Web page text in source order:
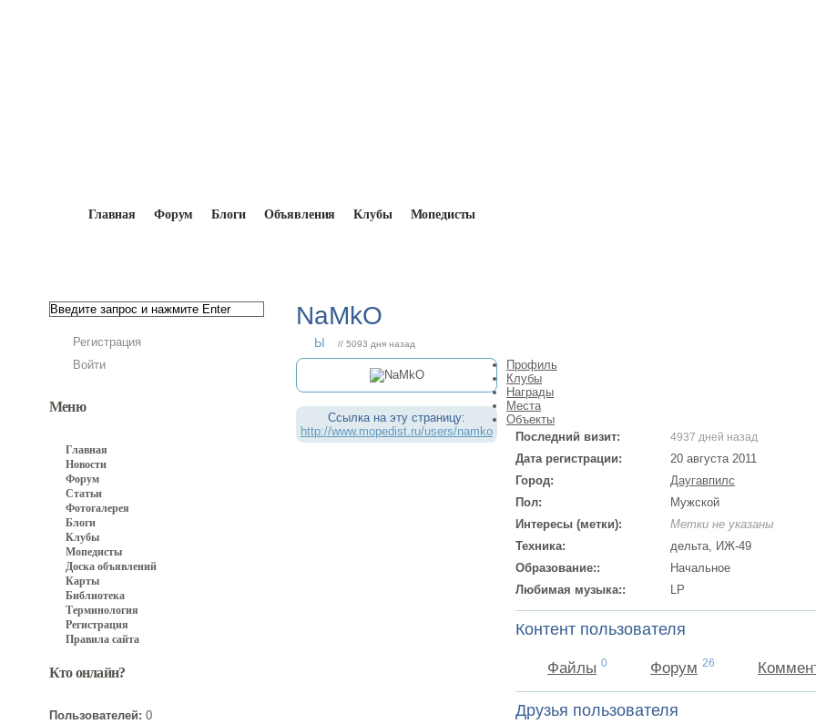
Главная Форум Блоги Объявления Клубы Мопедисты
Регистрация
Войти
Меню
Главная
Новости
Форум
Статьи
Фотогалерея
Блоги
Клубы
Мопедисты
Доска объявлений
Карты
Библиотека
Терминология
Регистрация
Правила сайта
Кто онлайн?
Пользователей: 0
NaMkO
Ы // 5093 дня назад
Ссылка на эту страницу:
http://www.mopedist.ru/users/namko
Профиль
Клубы
Награды
Места
Объекты
Последний визит:
4937 дней назад
Дата регистрации:
20 августа 2011
Город:
Даугавпилс
Пол:
Мужской
Интересы (метки):
Метки не указаны
Техника:
дельта, ИЖ-49
Образование::
Начальное
Любимая музыка::
LP
Контент пользователя
Файлы 0 Форум 26
Друзья пользователя